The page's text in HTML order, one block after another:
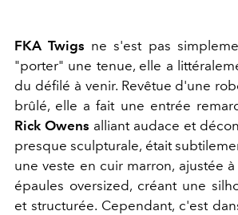
FKA Twigs ne s'est pas
"porter" une tenue, elle a
du défilé à venir. Revêtue d'une
brûlé, elle a fait une entrée
Rick Owens alliant audace et
presque sculpturale, était
une veste en cuir marron, ajustée
épaules oversized, créant une
et structurée. Cependant, c'est